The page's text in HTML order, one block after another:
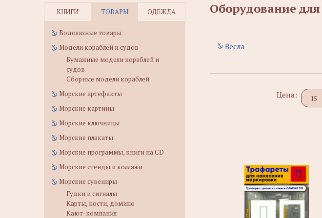
КНИГИ ТОВАРЫ ОДЕЖДА
Водолазные товары
Модели кораблей и судов
Бумажные модели кораблей и
судов
Сборные модели кораблей
Морские артефакты
Морские картины
Морские ключницы
Морские плакаты
Морские программы, книги на CD
Морские стенды и коллажи
Морские сувениры
Гудки и сигналы
Карты, кости, домино
Кают-компания
Оборудование для
Весла
Цена: